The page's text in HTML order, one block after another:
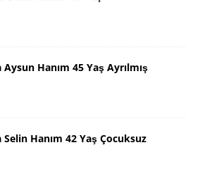
Hanım 45 Yaş Ayrılmış
Hanım 42 Yaş Çocuksuz